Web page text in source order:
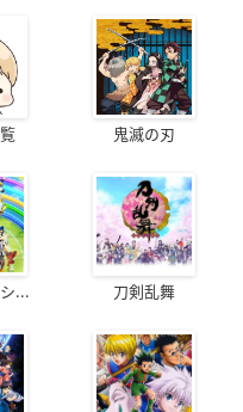
鬼滅の刃
... 刀剣乱舞